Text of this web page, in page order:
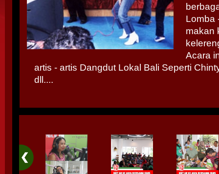
Lomba
makan
Acara
artis - artis Dangdut Lokal Bali Seperti
dll....